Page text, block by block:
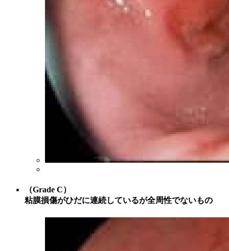
（Grade C）
粘膜損傷がひだに連続しているが全周性でないもの